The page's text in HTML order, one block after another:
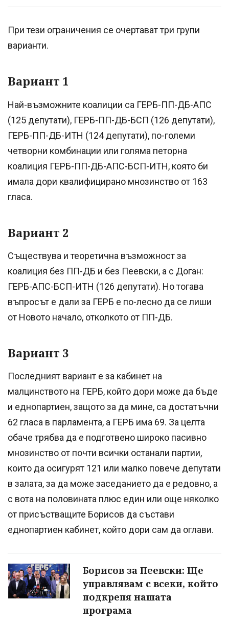
При тези ограничения се очертават три групи
варианти.
Вариант 1
Най-възможните коалиции са ГЕРБ-ПП-ДБ-АПС
(125 депутати), ГЕРБ-ПП-ДБ-БСП (126 депутати),
ГЕРБ-ПП-ДБ-ИТН (124 депутати), по-големи
четворни комбинации или голяма петорна
коалиция ГЕРБ-ПП-ДБ-АПС-БСП-ИТН, която би
имала дори квалифицирано мнозинство от 163
гласа.
Вариант 2
Съществува и теоретична възможност за
коалиция без ПП-ДБ и без Пеевски, а с Доган:
ГЕРБ-АПС-БСП-ИТН (126 депутати). Но тогава
въпросът е дали за ГЕРБ е по-лесно да се лиши
от Новото начало, отколкото от ПП-ДБ.
Вариант 3
Последният вариант е за кабинет на
малцинството на ГЕРБ, който дори може да бъде
и еднопартиен, защото за да мине, са достатъчни
62 гласа в парламента, а ГЕРБ има 69. За целта
обаче трябва да е подготвено широко пасивно
мнозинство от почти всички останали партии,
които да осигурят 121 или малко повече депутати
в залата, за да може заседанието да е редовно, а
с вота на половината плюс един или още няколко
от присъстващите Борисов да състави
еднопартиен кабинет, който дори сам да оглави.
Борисов за Пеевски: Ще
управлявам с всеки, който
подкрепя нашата
програма